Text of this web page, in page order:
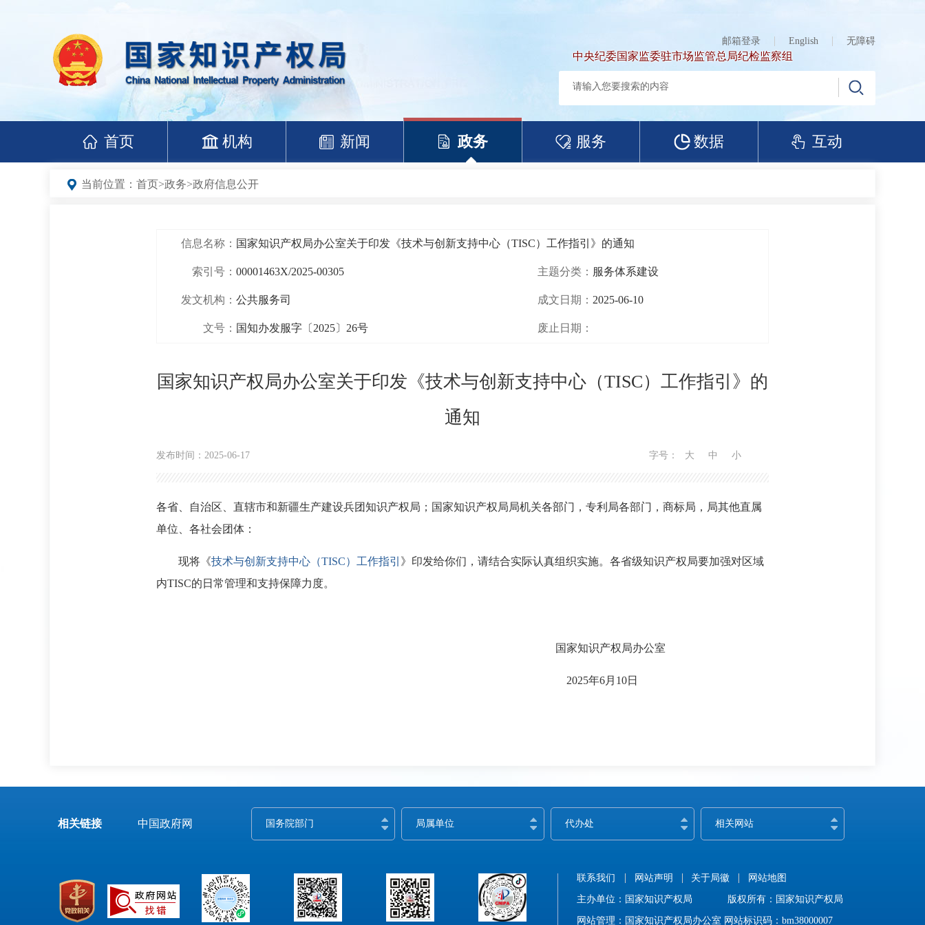
邮箱登录 English 无障碍
中央纪委国家监委驻市场监管总局纪检监察组
首页 机构 新闻 政务 服务 数据 互动
当前位置： 首页>政务>政府信息公开
信息名称： 国家知识产权局办公室关于印发《技术与创新支持中心（TISC）工作指引》的通知
索引号： 00001463X/2025-00305 主题分类： 服务体系建设
发文机构： 公共服务司 成文日期： 2025-06-10
文号： 国知办发服字〔2025〕26号 废止日期：
国家知识产权局办公室关于印发《技术与创新支持中心（TISC）工作指引》的
通知
发布时间：2025-06-17 字号： 大 中 小
各省、自治区、直辖市和新疆生产建设兵团知识产权局；国家知识产权局局机关各部门，专利局各部门，商标局，局其他直属
单位、各社会团体：
现将《技术与创新支持中心（TISC）工作指引 》印发给你们，请结合实际认真组织实施。各省级知识产权局要加强对区域
内TISC的日常管理和支持保障力度。
国家知识产权局办公室
2025年6月10日
相关链接 中国政府网 国务院部门 局属单位 代办处 相关网站
联系我们 网站声明 关于局徽 网站地图
主办单位：国家知识产权局 版权所有：国家知识产权局
网站管理：国家知识产权局办公室 网站标识码：bm38000007